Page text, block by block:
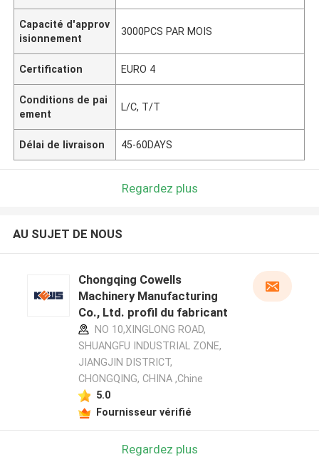
Capacité d'approv
isionnement
3000PCS PAR MOIS
Certification EURO 4
Conditions de pai
ement
L/C, T/T
Délai de livraison 45-60DAYS
Regardez plus
AU SUJET DE NOUS
Chongqing Cowells
Machinery Manufacturing
Co., Ltd. profil du fabricant
NO 10,XINGLONG ROAD,
SHUANGFU INDUSTRIAL ZONE,
JIANGJIN DISTRICT,
CHONGQING, CHINA ,Chine
5.0
Fournisseur vérifié
Regardez plus